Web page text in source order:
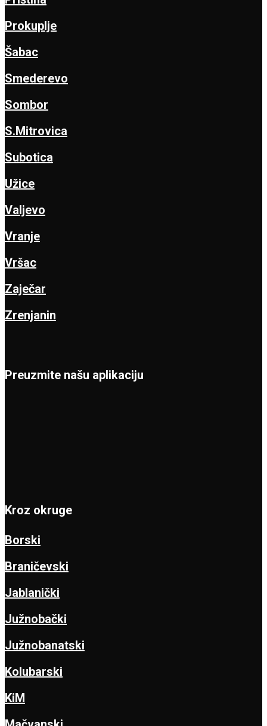
Prokuplje
Šabac
Smederevo
Sombor
S.Mitrovica
Subotica
Užice
Valjevo
Vranje
Vršac
Zaječar
Zrenjanin
Preuzmite našu aplikaciju
Kroz okruge
Borski
Braničevski
Jablanički
Južnobački
Južnobanatski
Kolubarski
KiM